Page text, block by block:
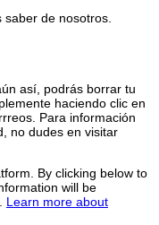
de nosotros.
así, podrás borrar tu
haciendo clic en
Para información
no dudes en visitar
By clicking below to
will be
Learn more about